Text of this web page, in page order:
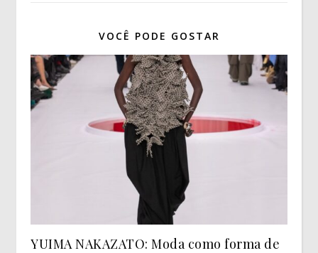
VOCÊ PODE GOSTAR
YUIMA NAKAZATO: Moda como forma de